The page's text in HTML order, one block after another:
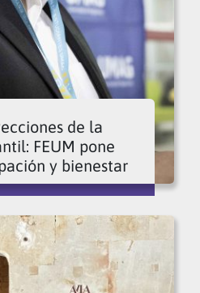
de la
FEUM pone
y bienestar